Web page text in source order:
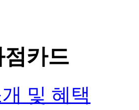
카드
및 혜택